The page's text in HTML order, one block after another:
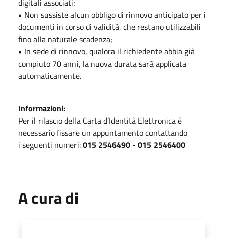
digitali associati;
• Non sussiste alcun obbligo di rinnovo anticipato per i
documenti in corso di validità, che restano utilizzabili
fino alla naturale scadenza;
• In sede di rinnovo, qualora il richiedente abbia già
compiuto 70 anni, la nuova durata sarà applicata
automaticamente.
Informazioni:
Per il rilascio della Carta d’Identità Elettronica è
necessario fissare un appuntamento contattando
i seguenti numeri:015 2546490 - 015 2546400
A cura di